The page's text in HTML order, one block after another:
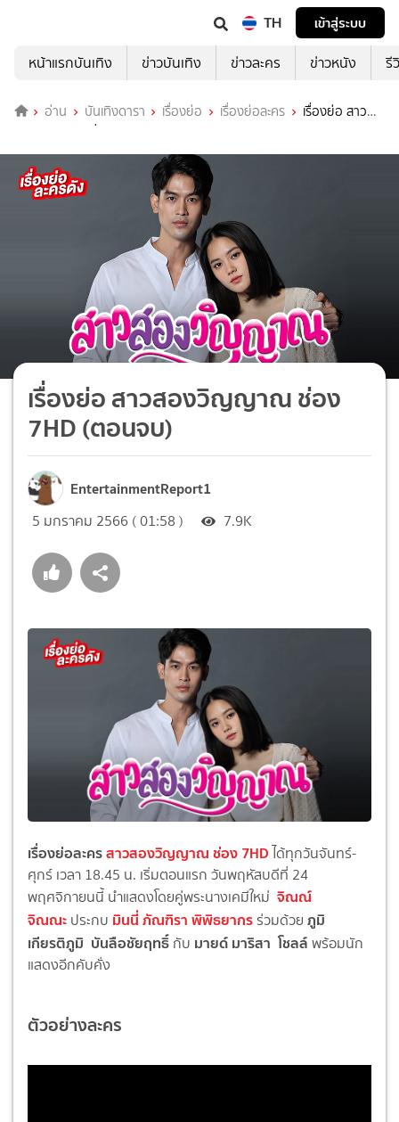
TH
เข้าสู่ระบบ
หน้าแรกบันเทิง
ข่าวบันเทิง ข่าวละคร ข่าวหนัง รี
อ่าน บันเทิงดารา เรื่องย่อ เรื่องย่อละคร
เรื่องย่อ สาว
สองวิญญาณ ช่อง 7HD (ตอนจบ)
เรื่องย่อ สาวสองวิญญาณ ช่อง
7HD (ตอนจบ)
EntertainmentReport1
5 มกราคม 2566 ( 01:58 ) 7.9K
เรื่องย่อละครสาวสองวิญญาณ ช่อง 7HDได้ทุกวันจันทร์-
ศุกร์ เวลา 18.45 น. เริ่มตอนแรก วันพฤหัสบดีที่ 24
พฤศจิกายนนี้ นำแสดงโดยคู่พระนางเคมีใหม่ จิณณ์
จิณณะ ประกบ มินนี่ ภัณฑิรา พิพิธยากรร่วมด้วย ภูมิ
เกียรติภูมิ บันลือชัยฤทธิ์ กับ มายด์ มาริสา โชลล์ พร้อมนัก
แสดงอีกคับคั่ง
ตัวอย่างละคร